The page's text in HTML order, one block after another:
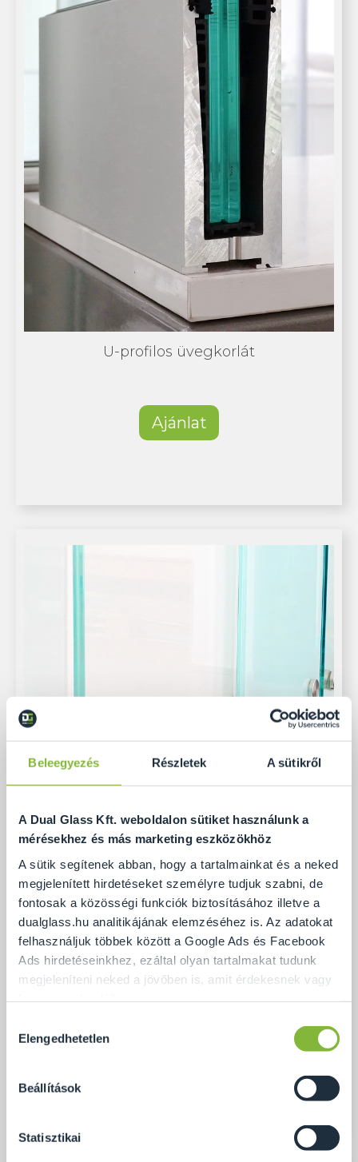
Beleegyezés Részletek A sütikről
A Dual Glass Kft. weboldalon sütiket használunk a
mérésekhez és más marketing eszközökhöz
A sütik segítenek abban, hogy a tartalmainkat és a neked
megjelenített hirdetéseket személyre tudjuk szabni, de
fontosak a közösségi funkciók biztosításához illetve a
dualglass.hu analitikájának elemzéséhez is. Az adatokat
felhasználjuk többek között a Google Ads és Facebook
Ads hirdetéseinkhez, ezáltal olyan tartalmakat tudunk
megjeleníteni neked a jövőben is, amit érdekesnek vagy
Ennek a biztosításához
arra kérünk, hogy engedd meg
Természetesen
soha semmilyen formában nem fogunk visszaélni ezzel
és később bármikor megváltoztathatod a döntésed ezzel
kiválasztása
Elengedhetetlen
Beállítások
Statisztikai
U-profilos üvegkorlát
Ajánlat
Pontmegfogásos üvegkorlát